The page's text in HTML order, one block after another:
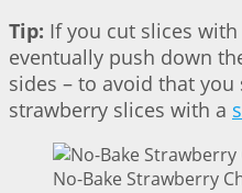
Tip: If you cut slices
eventually push down
sides – to avoid that
strawberry slices with a
No-Bake Strawberry